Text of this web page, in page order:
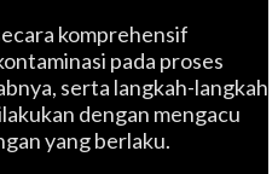
komprehensif
pada proses
serta langkah-langkah
dengan mengacu
yang berlaku.